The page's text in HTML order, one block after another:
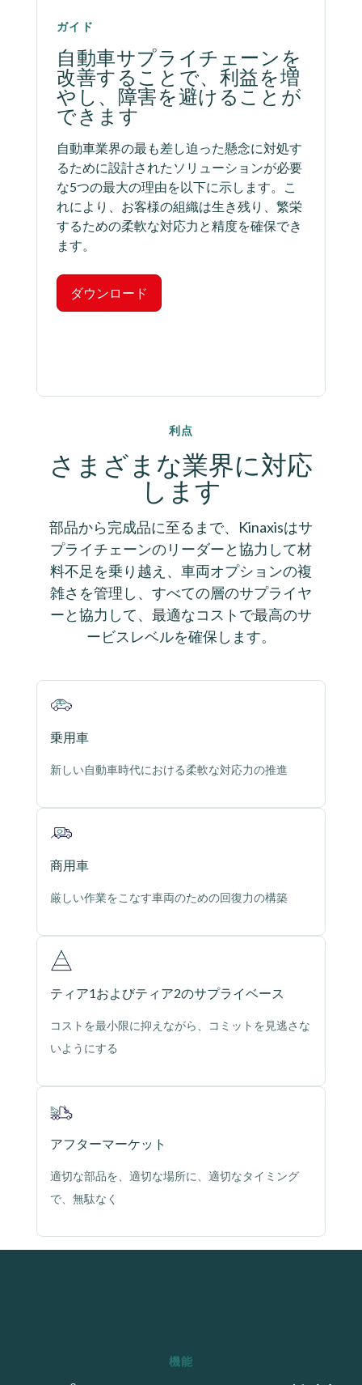
ガイド
自動車サプライチェーンを
改善することで、利益を増
やし、障害を避けることが
できます
自動車業界の最も差し迫った懸念に対処す
るために設計されたソリューションが必要
な5つの最大の理由を以下に示します。こ
れにより、お客様の組織は生き残り、繁栄
するための柔軟な対応力と精度を確保でき
ます。
ダウンロード
利点
さまざまな業界に対応
します
部品から完成品に至るまで、Kinaxisはサ
プライチェーンのリーダーと協力して材
料不足を乗り越え、車両オプションの複
雑さを管理し、すべての層のサプライヤ
ーと協力して、最適なコストで最高のサ
ービスレベルを確保します。
乗用車
新しい自動車時代における柔軟な対応力の推進
商用車
厳しい作業をこなす車両のための回復力の構築
ティア1およびティア2のサプライベース
コストを最小限に抑えながら、コミットを見逃さな
いようにする
アフターマーケット
適切な部品を、適切な場所に、適切なタイミング
で、無駄なく
機能